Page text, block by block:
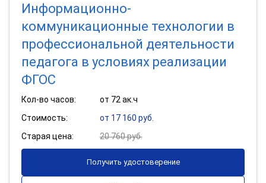
Информационно-
коммуникационные технологии в
профессиональной деятельности
педагога в условиях реализации
ФГОС
Кол-во часов:
от 72 ак.ч
Стоимость:
от 17 160 руб.
Старая цена:
20 760 руб.
Получить удостоверение